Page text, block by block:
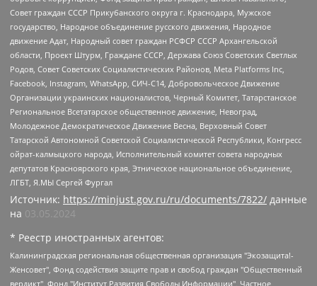
Совет граждан СССР Прикубанского округа г. Краснодара, Мужское
государство, Народное объединение русского движения, Народное
движение Адат, Народный совет граждан РСФСР СССР Архангельской
области, Проект Штурм, Граждане СССР, Держава Союз Советских Светлых
Родов, Совет Советских Социалистических Районов, Meta Platforms Inc,
Facebook, Instagram, WhatsApp, СИЧ-С14, Добровольческое Движение
Организации украинских националистов, Черный Комитет, Татарстанское
Региональное Всетатарское общественное движение, Невоград,
Молодежное Демократическое Движение Весна, Верховный Совет
Татарской Автономной Советской Социалистической Республики, Конгресс
ойрат-калмыцкого народа, Исполнительный комитет совета народных
депутатов Красноярского края, Этническое национальное объединение,
ЛГБТ, Я.МЫ Сергей Фургал
Источник: https://minjust.gov.ru/ru/documents/7822/ данные
на 03.05.2024
* Реестр иностранных агентов:
Калининградская региональная общественная организация "Экозащита!-Женсовет", Фонд содействия защите прав и свобод граждан "Общественный вердикт", Фонд "Институт Развития Свободы Информации", Частное учреждение "Информационное агентство МЕМО. РУ", Региональная общественная организация "Общественная комиссия по сохранению наследия академика Сахарова", Фонд поддержки свободы прессы, Санкт-Петербургская общественная правозащитная организация "Гражданский контроль", Межрегиональная общественная организация "Информационно-просветительский центр "Мемориал", Региональный Фонд "Центр Защиты Прав Средств Массовой Информации", с 05.12.2023 Фонд "Центр Защиты Прав Средств массовой информации", Региональная общественная благотворительная организация помощи беженцам и мигрантам "Гражданское содействие", Негосударственное образовательное учреждение дополнительного профессионального образования (повышение квалификации) специалистов "АКАДЕМИЯ ПО ПРАВАМ ЧЕЛОВЕКА", Свердловская региональная общественная организация "Сутяжник", Автономная некоммерческая организация "Центр независимых социологических исследований", Союз общественных объединений "Российский исследовательский центр по правам человека", Региональное общественное учреждение научно-информационный центр "МЕМОРИАЛ", Некоммерческая организация "Фонд защиты гласности", Автономная некоммерческая организация "Институт прав человека", Городская общественная организация "Екатеринбургское общество "МЕМОРИАЛ", Городская общественная организация "Рязанское историко-просветительское и правозащитное общество "Мемориал" (Рязанский Мемориал), Челябинский региональный орган общественной самодеятельности – женское общественное объединение "Женщины Евразии", Челябинский региональный орган общественной самодеятельности "Уральская правозащитная группа", Фонд содействия защите здоровья и социальной справедливости имени Андрея Рылькова, Автономная Некоммерческая Организация "Аналитический Центр Юрия Левады", Автономная некоммерческая организация социальной поддержки населения "Проект Апрель", Региональная общественная организация помощи женщинам и детям, находящимся в кризисной ситуации "Информационно-методический центр "Анна", Фонд содействия развитию массовых коммуникаций и правовому просвещению "Так-так-Так", Фонд содействия устойчивому развитию "Серебряная тайга", Свердловский региональный общественный фонд социальных проектов "Новое время", "Idel.Реалии", Кавказ.Реалии, Крым.Реалии, Телеканал Настоящее Время, Татаро-башкирская служба Радио Свобода (Azatliq Radiosi), Радио Свободная Европа/Радио Свобода (PCE/PC), "Сибирь.Реалии", "Фактограф", Благотворительный фонд помощи осужденным и их семьям, Автономная некоммерческая организация "Институт глобализации и социальных движений", Фонд "В защиту прав заключенных", Частное учреждение "Центр поддержки и содействия развитию средств массовой информации", Пензенский региональный общественный благотворительный фонд "Гражданский союз", "Север.Реалии", Некоммерческая организация Фонд "Правовая инициатива", Общество с ограниченной ответственностью "Радио Свободная Европа/Радио Свобода", Чешское информационное агентство "MEDIUM-ORIENT", Красноярская региональная общественная организация "Мы против СПИДа", Камалягин Денис Николаевич, Маркелов Сергей Евгеньевич, Пономарев Лев Александрович, Савицкая Людмила Алексеевна, Автономная некоммерческая организация "Центр по работе с проблемой насилия "НАСИЛИЮ.НЕТ", Межрегиональный профессиональный союз работников здравоохранения "Альянс врачей", Юридическое лицо, зарегистрированное в Латвийской Республике, SIA "Medusa Project" (регистрационный номер 40103797863, дата регистрации 10.06.2014), Некоммерческая организация "Фонд по борьбе с коррупцией", Автономная некоммерческая организация "Институт права и публичной политики", Баданин Роман Сергеевич, Гликин Максим Александрович, Железнова Мария Михайловна, Лукьянова Юлия Сергеевна, Маетная Елизавета Витальевна, Маняхин Петр Борисович, Чуракова Ольга Владимировна, Ярош Юлия Петровна, Юридическое лицо "The Insider SIA", зарегистрированное в Риге, Латвийская Республика (дата регистрации 26.06.2015), являющееся администратором доменного имени интернет-издания "The Insider SIA", https://theins.ru, Постернак Алексей Евгеньевич, Рубин Михаил Аркадьевич, Анин Роман Александрович, Юридическое лицо Istories fonds, зарегистрированное в Латвийской Республике (регистрационный номер 50008295751, дата регистрации 24.02.2020), Великовский Дмитрий Александрович, Долинина Ирина Николаевна, Мароховская Алеся Алексеевна, Шлейнов Роман Юрьевич, Шмагун Олеся Валентиновна, Общество с ограниченной ответственностью "Альтаир 2021", Общество с ограниченной ответственностью "Вега 2021", Общество с ограниченной ответственностью "Главный редактор 2021", Общество с ограниченной ответственностью "Ромашки монолит", Важенков Артем Валерьевич, Ивановская областная общественная организация "Центр гендерных исследований", Гурман Юрий Альбертович, Медиапроект "ОВД-Инфо", Егоров Владимир Владимирович, Жилинский Владимир Александрович, Общество с ограниченной ответственностью "ЗП", Иванова София Юрьевна, Карезина Инна Павловна, Кильтау Екатерина Викторовна, Петров Алексей Викторович, Пискунов Сергей Евгеньевич, Смирнов Сергей Сергеевич, Тихонов Михаил Сергеевич, Общество с ограниченной ответственностью "ЖУРНАЛИСТ-ИНОСТРАННЫЙ АГЕНТ", Арапова Галина Юрьевна, Вольтская Татьяна Анатольевна, Американская компания "Mason G.E.S. Anonymous Foundation" (США), являющаяся владельцем интернет-издания https://mnews.world/, Компания "Stichting Bellingcat", зарегистрированная в Нидерландах (дата регистрации 11.07.2018), Захаров Андрей Вячеславович, Клепиковская Екатерина Дмитриевна, Общество с ограниченной ответственностью "МЕМО", Перл Роман Александрович, Симонов Евгений Алексеевич, Соловьева Елена Анатольевна, Сотников Даниил Владимирович, Сурначева Елизавета Дмитриевна, Автономная некоммерческая организация по защите прав человека и информированию населения "Якутия – Наше Мнение", Общество с ограниченной ответственностью "Москоу диджитал медиа", с 26.01.2023 Общество с ограниченной ответственностью "Чайка Белые сады", Ветошкина Валерия Валерьевна, Заговора Максим Александрович, Межрегиональное общественное движение "Российская ЛГБТ - сеть", Оленичев Максим Владимирович, Павлов Иван Юрьевич, Скворцова Елена Сергеевна, Общество с ограниченной ответственностью "Как бы инагент", Кочетков Игорь Викторович, Общество с ограниченной ответственностью "Честные выборы", Еланчик Олег Александрович, Общество с ограниченной ответственностью "Нобелевский призыв", Гималова Регина Эмилевна, Григорьев Андрей Валерьевич, Григорьева Алина Александровна, Ассоциация по содействию защите прав призывников, альтернативнослужащих и военнослужащих "Правозащитная группа "Гражданин.Армия.Право", Хисамова Регина Фаритовна, Автономная некоммерческая организация по реализации социально-правовых программ "Лилит", Дальневосточное общественное движение "Маяк", Санкт-Петербургская ЛГБТ-инициативная группа "Выход", Инициативная группа ЛГБТ+ "Реверс", Алексеев Андрей Викторович, Бекбулатова Таисия Львовна, Беляев Иван Михайлович, Владыкина Елена Сергеевна, Гельман Марат Александрович, Никульшина Вероника Юрьевна, Толоконникова Надежда Андреевна, Шендерович Виктор Анатольевич, Общество с ограниченной ответственностью "Данное сообщение", Общество с ограниченной ответственностью Издательский дом "Новая глава", Айнбиндер Александра Александровна, Московский комьюнити-центр для ЛГБТ+инициатив, Благотворительный фонд развития филантропии, Deutsche Welle (Германия, Kurt-Schumacher-Strasse 3, 53113 Bonn), Борзунова Мария Михайловна, Воробьев Виктор Викторович, Голубева Анна Львовна, Константинова Алла Михайловна, Малкова Ирина Владимировна, Мурадов Мурад Абдулгалимович, Осетинская Елизавета Николаевна, Понасенков Евгений Николаевич, Ганапольский Матвей Юрьевич, Киселев Евгений Алексеевич, Борухович Ирина Григорьевна, Дремин Иван Тимофеевич, Дубровский Дмитрий Викторович, Красноярская региональная общественная организация поддержки и развития альтернативных образовательных технологий и межкультурных коммуникаций "ИНТЕРРА", Маяковская Екатерина Алексеевна, Фейгин Марк Захарович, Филимонов Андрей Викторович, Дзугкоева Регина Николаевна, Доброхотов Роман Александрович, Дудь Юрий Александрович, Елкин Сергей Владимирович, Кругликов Кирилл Игоревич, Сабунаева Мария Леонидовна, Семенов Алексей Владимирович, Шаинян Карен Багратович, Шульман Екатерина Михайловна, Асафьев Артур Валерьевич, Вахштайн Виктор Семенович, Венедиктов Алексей Алексеевич, Лушникова Екатерина Евгеньевна, Волков Леонид Михайлович, Невзоров Александр Глебович, Пархоменко Сергей Борисович, Сироткин Ярослав Николаевич, Кара-Мурза Владимир Владимирович, Баранова Наталья Владимировна, Гозман Леонид Яковлевич, Кагарлицкий Борис Юльевич, Климарев Михаил Валерьевич, Милов Владимир Станиславович, Автономная некоммерческая организация Краснодарский центр современного искусства "Типография", Моргенштерн Алишер Тагирович, Соболь Любовь Эдуардовна, Общество с ограниченной ответственностью "ЛИЗА НОРМ", Каспаров Гарри Кимович, Ходорковский Михаил Борисович, Общество с ограниченной ответственностью "Апрельские тезисы", Данилович Ирина Брониславовна, Кашин Олег Владимирович, Петров Николай Владимирович, Пивоваров Алексей Владимирович, Соколов Михаил Владимирович, Цветкова Юлия Владимировна, Чичваркин Евгений Александрович, Комитет против пыток/Команда против пыток, Общество с ограниченной ответственностью "Первый научный", Общество с ограниченной ответственностью "Вертолет и ко", Белоцерковская Вероника Борисовна, Кац Максим Евгеньевич, Лазарева Татьяна Юрьевна, Шаведдинов Руслан Табризович, Яшин Илья Валерьевич, Общество с ограниченной ответственностью "Иноагент ААВ", Алешковский Дмитрий Петрович, Альбац Евгения Марковна, Быков Дмитрий Львович, Галямина Юлия Евгеньевна, Лойко Сергей Леонидович, Мартынов Кирилл Константинович, Медведев Сергей Александрович, Крашенинников Федор Геннадиевич, Гордеева Катерина Вл